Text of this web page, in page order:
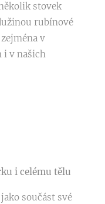
stovek
rubínové
v
i v našich
i celému tělu
součást své